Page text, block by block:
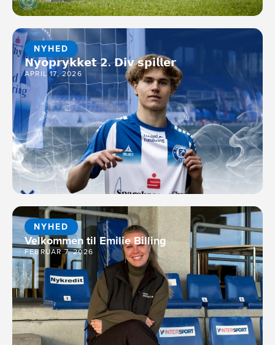
NYHED
𝗡𝘆𝗼𝗽𝗿𝘆𝗸𝗸𝗲𝘁 𝟮. 𝗗𝗶𝘃 𝘀𝗽𝗶𝗹𝗹𝗲𝗿
APRIL 17, 2026
NYHED
Velkommen til Emilie Billing
FEBRUAR 7, 2026